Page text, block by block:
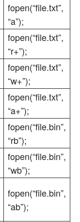
fopen(“file.txt”,
“a”);
fopen(“file.txt”,
“r+”);
fopen(“file.txt”,
“w+”);
fopen(“file.txt”,
“a+”);
fopen(“file.bin”,
“rb”);
fopen(“file.bin”,
“wb”);
fopen(“file.bin”,
“ab”);